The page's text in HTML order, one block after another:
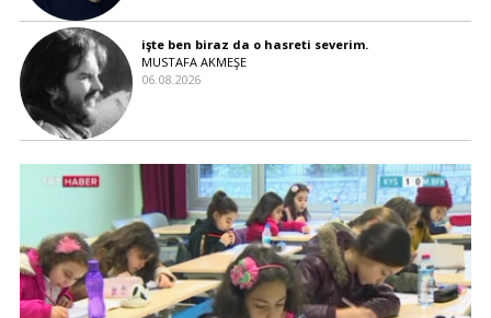
işte ben biraz da o hasreti severim.
MUSTAFA AKMEŞE
06.08.2026